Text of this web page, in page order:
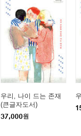
우리, 나이 드는 존재
(큰글자도서)
37,000원